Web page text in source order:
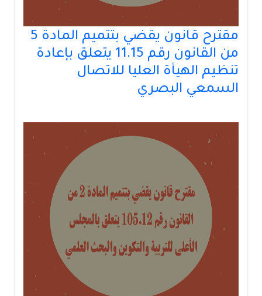
مقترح قانون يقضي بتتميم المادة 5
من القانون رقم 11.15 يتعلق بإعادة
تنظيم الهيأة العليا للاتصال
السمعي البصري